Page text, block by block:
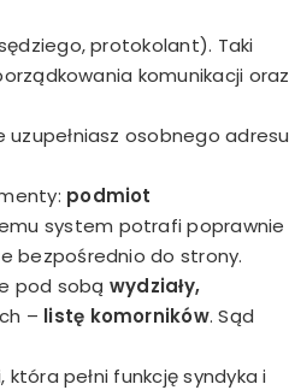
protokolant). Taki
komunikacji oraz
uzupełniasz osobnego adresu
podmiot
system potrafi poprawnie
bezpośrednio do strony.
pod sobą wydziały,
– listę komorników. Sąd
pełni funkcję syndyka i